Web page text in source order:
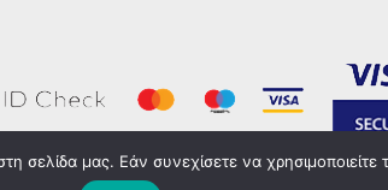
μας. Εάν συνεχίσετε να